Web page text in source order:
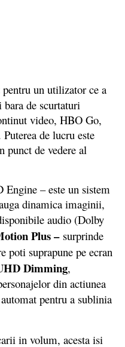
un utilizator ce a
de scurtaturi
video, HBO Go,
de lucru este
punct de vedere al
– este un sistem
dinamica imaginii,
audio (Dolby
Plus – surprinde
poti suprapune pe ecran
Dimming,
din actiunea
pentru a sublinia
in volum, acesta isi